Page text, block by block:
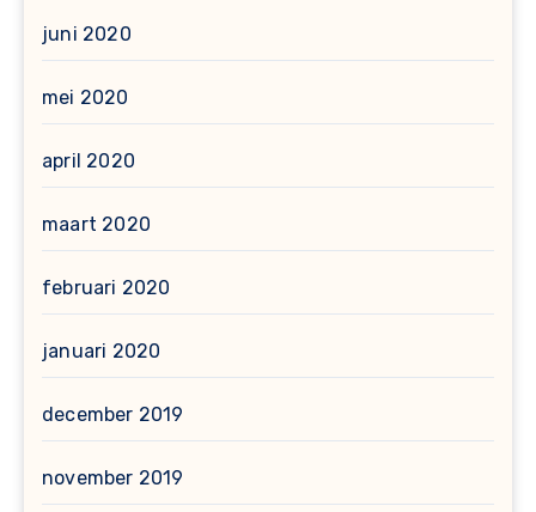
juni 2020
mei 2020
april 2020
maart 2020
februari 2020
januari 2020
december 2019
november 2019